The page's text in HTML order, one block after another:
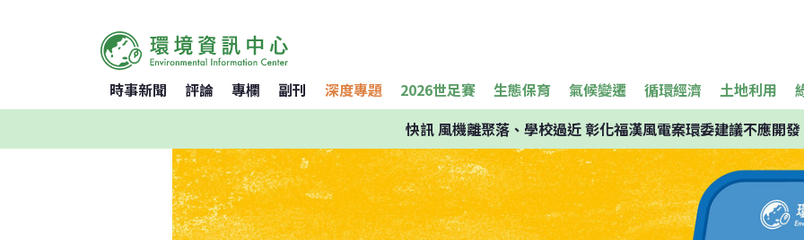
時事新聞 評論 專欄 副刊 深度專題 2026世足賽 生態保育 氣候變遷 循環經濟 土地利用
快訊風機離聚落、學校過近 彰化福漢風電案環委建議不應開發